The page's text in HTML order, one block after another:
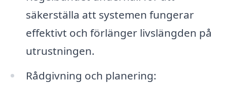
säkerställa att systemen fungerar
effektivt och förlänger livslängden på
utrustningen.
Rådgivning och planering: